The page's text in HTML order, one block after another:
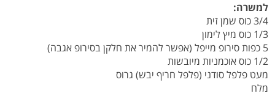
למשרה:
3/4 כוס שמן זית
1/3 כוס מיץ לימון
5 כפות סירופ מייפל (אפשר להמיר את חלקן בסירופ אגבה)
1/2 כוס אוכמניות מיובשות
מעט פלפל סודני (פלפל חריף יבש) גרוס
מלח